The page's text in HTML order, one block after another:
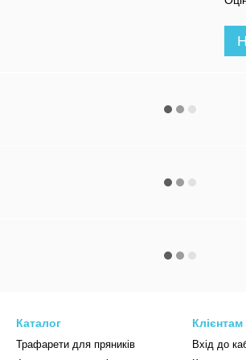
Каталог
Трафарети для пряників
Клієнтам
Вхід до